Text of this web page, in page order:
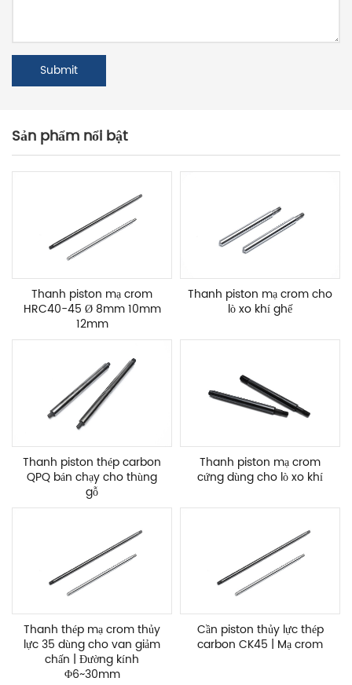
Sản phẩm nổi bật
Thanh piston mạ crom
HRC40-45 Ø 8mm 10mm
12mm
Thanh piston mạ crom cho
lò xo khí ghế
Thanh piston thép carbon
QPQ bán chạy cho thùng
gỗ
Thanh piston mạ crom
cứng dùng cho lò xo khí
Thanh thép mạ crom thủy
lực 35 dùng cho van giảm
chấn | Đường kính
Φ6~30mm
Cần piston thủy lực thép
carbon CK45 | Mạ crom